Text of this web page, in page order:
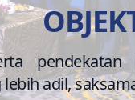
adil,